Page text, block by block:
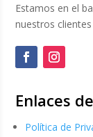
Estamos en el
nuestros
Enlaces
Política de